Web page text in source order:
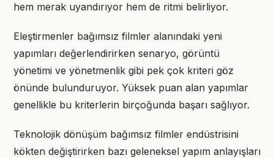
hem merak uyandırıyor hem de ritmi belirliyor.
Eleştirmenler bağımsız filmler alanındaki yeni
yapımları değerlendirirken senaryo, görüntü
yönetimi ve yönetmenlik gibi pek çok kriteri göz
önünde bulunduruyor. Yüksek puan alan yapımlar
genellikle bu kriterlerin birçoğunda başarı sağlıyor.
Teknolojik dönüşüm bağımsız filmler endüstrisini
kökten değiştirirken bazı geleneksel yapım anlayışları